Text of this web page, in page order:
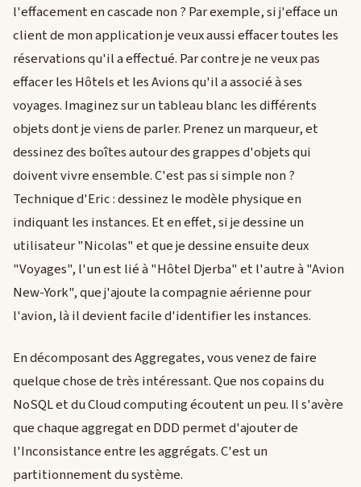
l'effacement en cascade non ? Par exemple, si j'efface un
client de mon application je veux aussi effacer toutes les
réservations qu'il a effectué. Par contre je ne veux pas
effacer les Hôtels et les Avions qu'il a associé à ses
voyages. Imaginez sur un tableau blanc les différents
objets dont je viens de parler. Prenez un marqueur, et
dessinez des boîtes autour des grappes d'objets qui
doivent vivre ensemble. C'est pas si simple non ?
Technique d'Eric : dessinez le modèle physique en
indiquant les instances. Et en effet, si je dessine un
utilisateur "Nicolas" et que je dessine ensuite deux
"Voyages", l'un est lié à "Hôtel Djerba" et l'autre à "Avion
New-York", que j'ajoute la compagnie aérienne pour
l'avion, là il devient facile d'identifier les instances.
En décomposant des Aggregates, vous venez de faire
quelque chose de très intéressant. Que nos copains du
NoSQL et du Cloud computing écoutent un peu. Il s'avère
que chaque aggregat en DDD permet d'ajouter de
l'Inconsistance entre les aggrégats. C'est un
partitionnement du système.